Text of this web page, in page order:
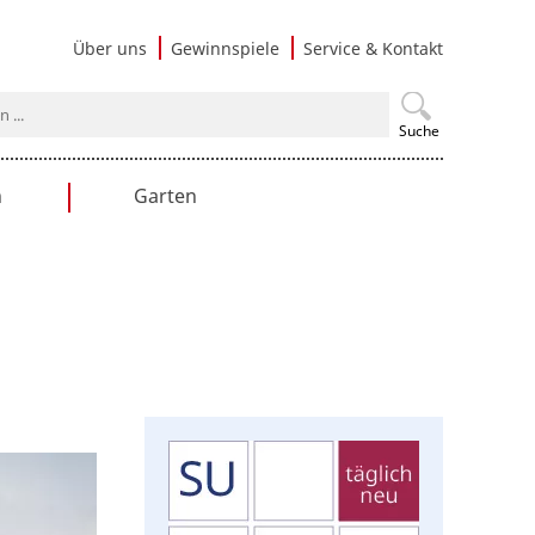
Über uns Gewinnspiele Service & Kontakt
Suche
Garten